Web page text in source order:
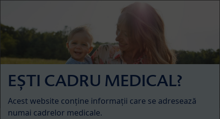
Studii privind formulele de lapte HiPP
EȘTI CADRU MEDICAL?
Acest website conține informații care se adresează
numai cadrelor medicale.